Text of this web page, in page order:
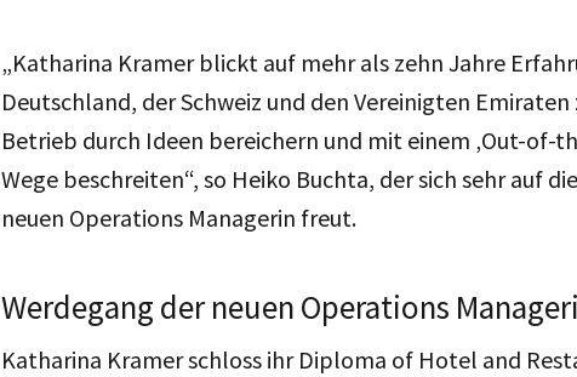
„Katharina Kramer blickt auf mehr als zehn Jahre
Deutschland, der Schweiz und den Vereinigten Emiraten
Betrieb durch Ideen bereichern und mit einem ‚Out-of-
Wege beschreiten“, so Heiko Buchta, der sich sehr auf
neuen Operations Managerin freut.
Werdegang der neuen Operations
Katharina Kramer schloss ihr Diploma of Hotel and